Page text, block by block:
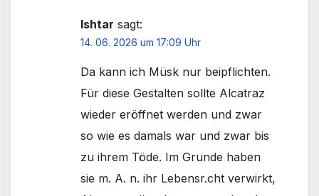
Ishtar sagt:
14. 06. 2026 um 17:09 Uhr
Da kann ich Müsk nur beipflichten.
Für diese Gestalten sollte Alcatraz
wieder eröffnet werden und zwar
so wie es damals war und zwar bis
zu ihrem Töde. Im Grunde haben
sie m. A. n. ihr Lebensr.cht verwirkt,